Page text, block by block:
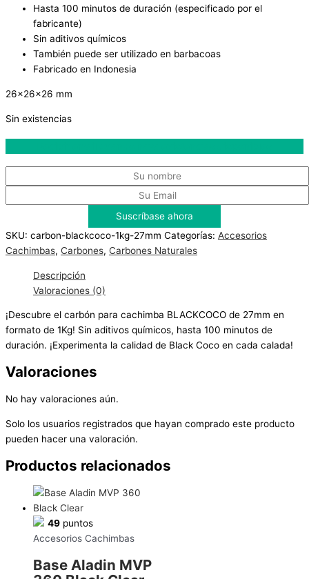
Hasta 100 minutos de duración (especificado por el
fabricante)
Sin aditivos químicos
También puede ser utilizado en barbacoas
Fabricado en Indonesia
26x26x26 mm
Sin existencias
SKU: carbon-blackcoco-1kg-27mm Categorías: Accesorios
Cachimbas, Carbones, Carbones Naturales
Descripción
Valoraciones (0)
¡Descubre el carbón para cachimba BLACKCOCO de 27mm en
formato de 1Kg! Sin aditivos químicos, hasta 100 minutos de
duración. ¡Experimenta la calidad de Black Coco en cada calada!
Valoraciones
No hay valoraciones aún.
Solo los usuarios registrados que hayan comprado este producto
pueden hacer una valoración.
Productos relacionados
49 puntos
Accesorios Cachimbas
Base Aladin MVP